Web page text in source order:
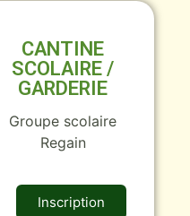
CANTINE
SCOLAIRE /
GARDERIE
Groupe scolaire
Regain
Inscription